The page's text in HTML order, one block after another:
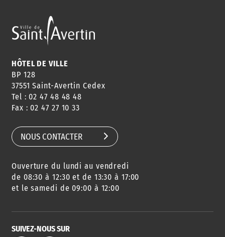
HÔTEL DE VILLE
BP 128
37551 Saint-Avertin Cedex
Tel : 02 47 48 48 48
Fax : 02 47 27 10 33
NOUS CONTACTER
Ouverture du lundi au vendredi
de 08:30 à 12:30 et de 13:30 à 17:00
et le samedi de 09:00 à 12:00
SUIVEZ-NOUS SUR